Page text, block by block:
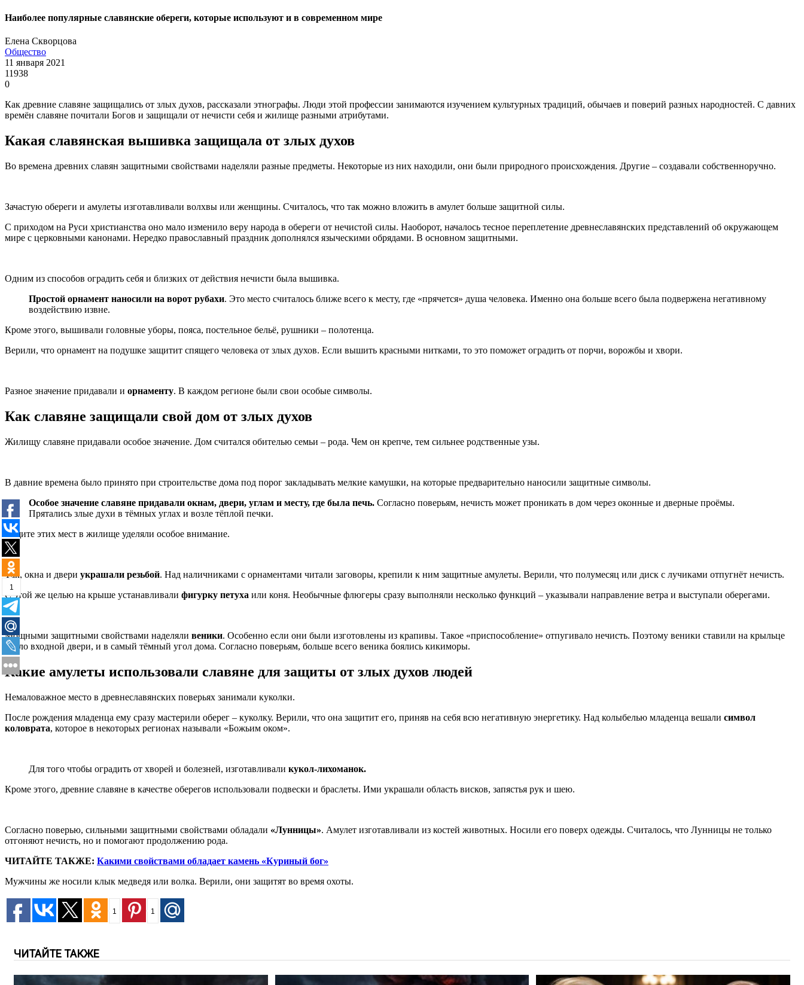
1
Наиболее популярные славянские обереги, которые используют и в современном мире
Елена Скворцова
Общество
11 января 2021
11938
0
Как древние славяне защищались от злых духов, рассказали этнографы. Люди этой профессии занимаются изучением культурных традиций, обычаев и поверий разных народностей. С давних
времён славяне почитали Богов и защищали от нечисти себя и жилище разными атрибутами.
Какая славянская вышивка защищала от злых духов
Во времена древних славян защитными свойствами наделяли разные предметы. Некоторые из них находили, они были природного происхождения. Другие – создавали собственноручно.
Зачастую обереги и амулеты изготавливали волхвы или женщины. Считалось, что так можно вложить в амулет больше защитной силы.
С приходом на Руси христианства оно мало изменило веру народа в обереги от нечистой силы. Наоборот, началось тесное переплетение древнеславянских представлений об окружающем
мире с церковными канонами. Нередко православный праздник дополнялся языческими обрядами. В основном защитными.
Одним из способов оградить себя и близких от действия нечисти была вышивка.
Простой орнамент наносили на ворот рубахи. Это место считалось ближе всего к месту, где «прячется» душа человека. Именно она больше всего была подвержена негативному
воздействию извне.
Кроме этого, вышивали головные уборы, пояса, постельное бельё, рушники – полотенца.
Верили, что орнамент на подушке защитит спящего человека от злых духов. Если вышить красными нитками, то это поможет оградить от порчи, ворожбы и хвори.
Разное значение придавали и орнаменту. В каждом регионе были свои особые символы.
Как славяне защищали свой дом от злых духов
Жилищу славяне придавали особое значение. Дом считался обителью семьи – рода. Чем он крепче, тем сильнее родственные узы.
В давние времена было принято при строительстве дома под порог закладывать мелкие камушки, на которые предварительно наносили защитные символы.
Особое значение славяне придавали окнам, двери, углам и месту, где была печь. Согласно поверьям, нечисть может проникать в дом через оконные и дверные проёмы.
Прятались злые духи в тёмных углах и возле тёплой печки.
Защите этих мест в жилище уделяли особое внимание.
Так, окна и двери украшали резьбой. Над наличниками с орнаментами читали заговоры, крепили к ним защитные амулеты. Верили, что полумесяц или диск с лучиками отпугнёт нечисть.
С этой же целью на крыше устанавливали фигурку петуха или коня. Необычные флюгеры сразу выполняли несколько функций – указывали направление ветра и выступали оберегами.
Мощными защитными свойствами наделяли веники. Особенно если они были изготовлены из крапивы. Такое «приспособление» отпугивало нечисть. Поэтому веники ставили на крыльце
около входной двери, и в самый тёмный угол дома. Согласно поверьям, больше всего веника боялись кикиморы.
Какие амулеты использовали славяне для защиты от злых духов людей
Немаловажное место в древнеславянских поверьях занимали куколки.
После рождения младенца ему сразу мастерили оберег – куколку. Верили, что она защитит его, приняв на себя всю негативную энергетику. Над колыбелью младенца вешали символ
коловрата, которое в некоторых регионах называли «Божьим оком».
Для того чтобы оградить от хворей и болезней, изготавливали кукол-лихоманок.
Кроме этого, древние славяне в качестве оберегов использовали подвески и браслеты. Ими украшали область висков, запястья рук и шею.
Согласно поверью, сильными защитными свойствами обладали «Лунницы». Амулет изготавливали из костей животных. Носили его поверх одежды. Считалось, что Лунницы не только
отгоняют нечисть, но и помогают продолжению рода.
ЧИТАЙТЕ ТАКЖЕ: Какими свойствами обладает камень «Куриный бог»
Мужчины же носили клык медведя или волка. Верили, они защитят во время охоты.
1 1
ЧИТАЙТЕ ТАКЖЕ